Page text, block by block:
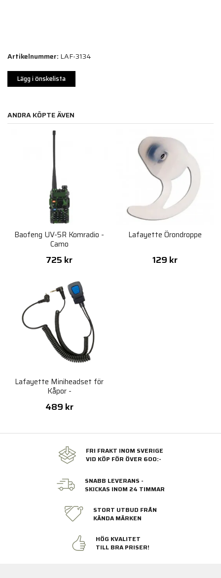
Artikelnummer: LAF-3134
Lägg i önskelista
ANDRA KÖPTE ÄVEN
Baofeng UV-5R Komradio -
Camo
725 kr
Lafayette Örondroppe
129 kr
Lafayette Miniheadset för
Kåpor -
489 kr
FRI FRAKT INOM SVERIGE
VID KÖP FÖR ÖVER 600:-
SNABB LEVERANS -
SKICKAS INOM 24 TIMMAR
STORT UTBUD FRÅN
KÄNDA MÄRKEN
HÖG KVALITET
TILL BRA PRISER!